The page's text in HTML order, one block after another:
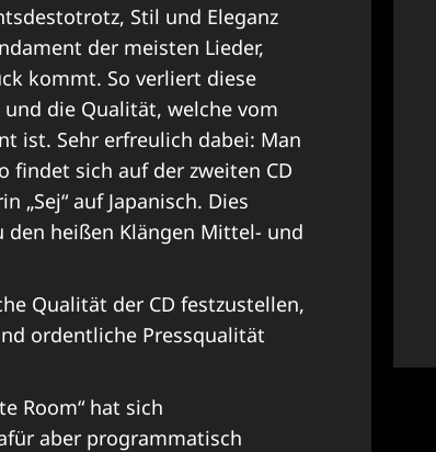
Stil und Eleganz
der meisten Lieder,
kommt. So verliert diese
die Qualität, welche vom
ist. Sehr erfreulich dabei: Man
findet sich auf der zweiten CD
„Sej“ auf Japanisch. Dies
heißen Klängen Mittel- und
Qualität der CD festzustellen,
ordentliche Pressqualität
Room“ hat sich
aber programmatisch